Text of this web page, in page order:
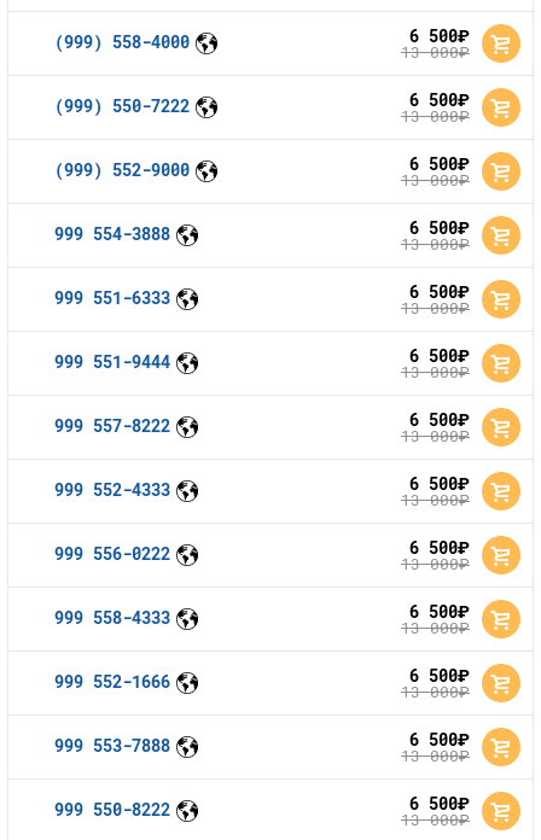
(999) 558-4000 6 500руб.
13 000руб.
(999) 550-7222 6 500руб.
13 000руб.
(999) 552-9000 6 500руб.
13 000руб.
999 554-3888 6 500руб.
13 000руб.
999 551-6333 6 500руб.
13 000руб.
999 551-9444 6 500руб.
13 000руб.
999 557-8222 6 500руб.
13 000руб.
999 552-4333 6 500руб.
13 000руб.
999 556-0222 6 500руб.
13 000руб.
999 558-4333 6 500руб.
13 000руб.
999 552-1666 6 500руб.
13 000руб.
999 553-7888 6 500руб.
13 000руб.
999 550-8222 6 500руб.
13 000руб.